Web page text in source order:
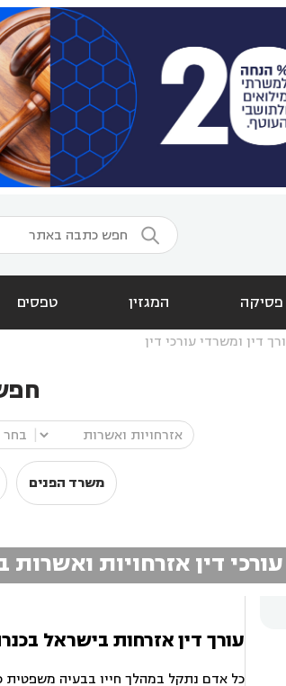

פסיקה המגזין טפסים
דין ומשרדי עורכי דין
משרד הפנים
דין אזרחויות
עורך דין אזרחות בישראל
כל אדם נתקל במהלך חייו בבעיה משפטית